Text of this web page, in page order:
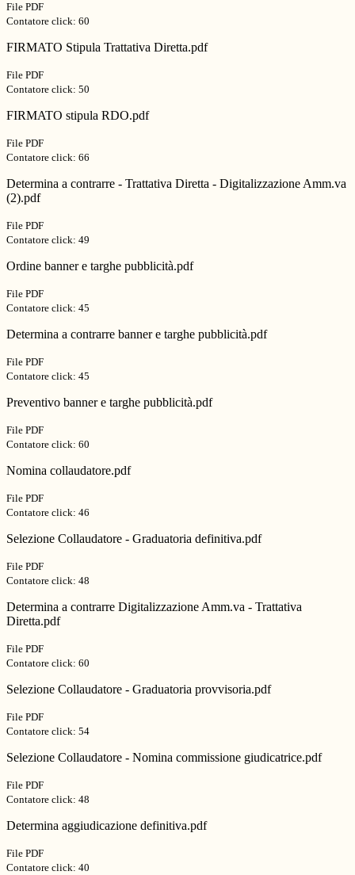
File PDF
Contatore click: 60
FIRMATO Stipula Trattativa Diretta.pdf
File PDF
Contatore click: 50
FIRMATO stipula RDO.pdf
File PDF
Contatore click: 66
Determina a contrarre - Trattativa Diretta - Digitalizzazione Amm.va
(2).pdf
File PDF
Contatore click: 49
Ordine banner e targhe pubblicità.pdf
File PDF
Contatore click: 45
Determina a contrarre banner e targhe pubblicità.pdf
File PDF
Contatore click: 45
Preventivo banner e targhe pubblicità.pdf
File PDF
Contatore click: 60
Nomina collaudatore.pdf
File PDF
Contatore click: 46
Selezione Collaudatore - Graduatoria definitiva.pdf
File PDF
Contatore click: 48
Determina a contrarre Digitalizzazione Amm.va - Trattativa
Diretta.pdf
File PDF
Contatore click: 60
Selezione Collaudatore - Graduatoria provvisoria.pdf
File PDF
Contatore click: 54
Selezione Collaudatore - Nomina commissione giudicatrice.pdf
File PDF
Contatore click: 48
Determina aggiudicazione definitiva.pdf
File PDF
Contatore click: 40